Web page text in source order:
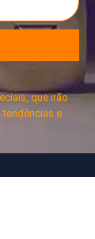
que irão
tendências e